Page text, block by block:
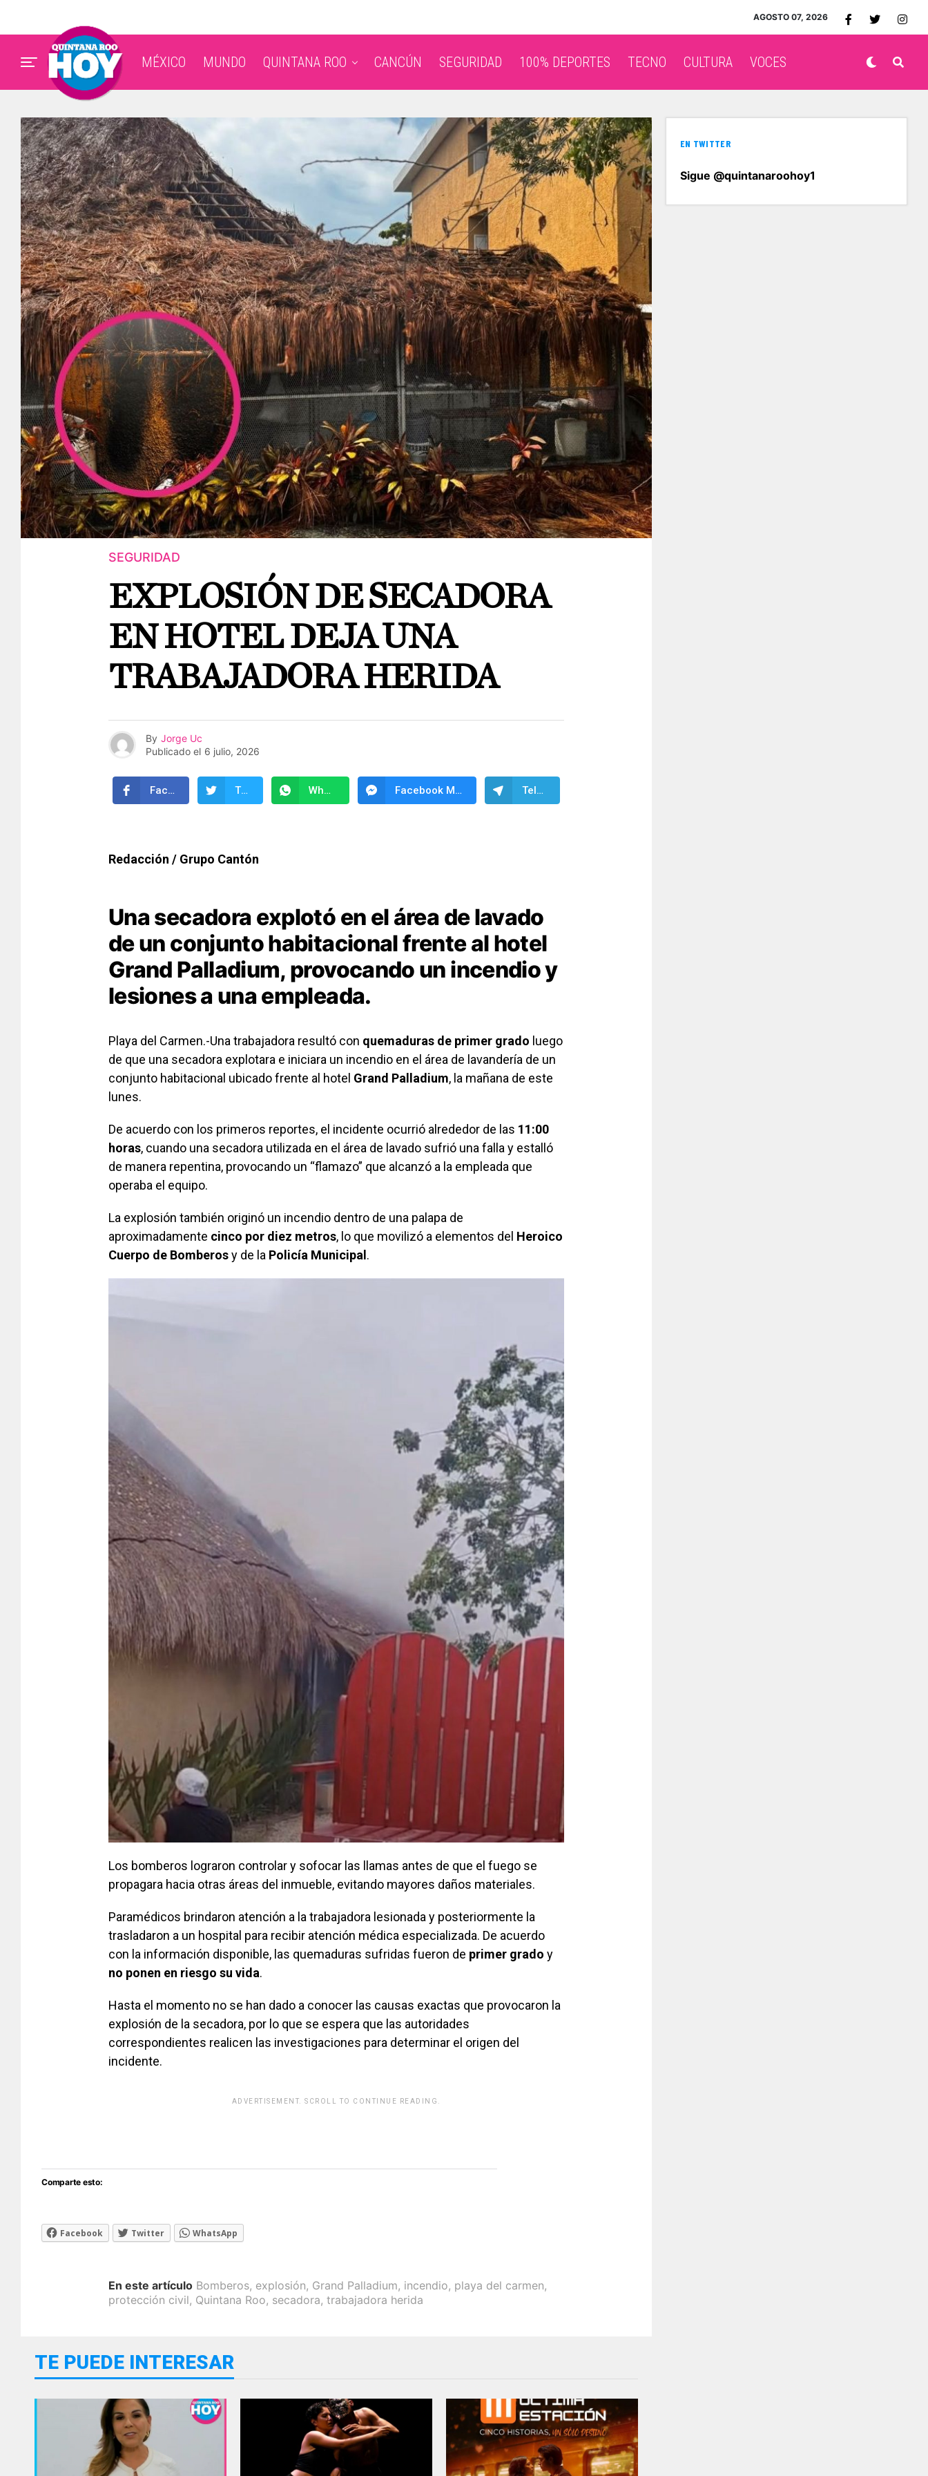
AGOSTO 07, 2026
MÉXICO MUNDO QUINTANA ROO CANCÚN SEGURIDAD 100% DEPORTES TECNO CULTURA VOCES
SEGURIDAD
EXPLOSIÓN DE SECADORA
EN HOTEL DEJA UNA
TRABAJADORA HERIDA
By Jorge Uc
Publicado el 6 julio, 2026
Facebook Twitter WhatsApp Facebook Messenger Telegram
Redacción / Grupo Cantón
Una secadora explotó en el área de lavado
de un conjunto habitacional frente al hotel
Grand Palladium, provocando un incendio y
lesiones a una empleada.
Playa del Carmen.-Una trabajadora resultó con quemaduras de primer grado luego
de que una secadora explotara e iniciara un incendio en el área de lavandería de un
conjunto habitacional ubicado frente al hotel Grand Palladium, la mañana de este
lunes.
De acuerdo con los primeros reportes, el incidente ocurrió alrededor de las 11:00
horas, cuando una secadora utilizada en el área de lavado sufrió una falla y estalló
de manera repentina, provocando un “flamazo” que alcanzó a la empleada que
operaba el equipo.
La explosión también originó un incendio dentro de una palapa de
aproximadamente cinco por diez metros, lo que movilizó a elementos del Heroico
Cuerpo de Bomberosy de la Policía Municipal .
Los bomberos lograron controlar y sofocar las llamas antes de que el fuego se
propagara hacia otras áreas del inmueble, evitando mayores daños materiales.
Paramédicos brindaron atención a la trabajadora lesionada y posteriormente la
trasladaron a un hospital para recibir atención médica especializada. De acuerdo
con la información disponible, las quemaduras sufridas fueron de primer grado y
no ponen en riesgo su vida.
Hasta el momento no se han dado a conocer las causas exactas que provocaron la
explosión de la secadora, por lo que se espera que las autoridades
correspondientes realicen las investigaciones para determinar el origen del
incidente.
ADVERTISEMENT. SCROLL TO CONTINUE READING.
Comparte esto:
Facebook Twitter WhatsApp
En este artículo Bomberos, explosión, Grand Palladium, incendio, playa del carmen,
protección civil, Quintana Roo, secadora, trabajadora herida
TE PUEDE INTERESAR
EN TWITTER
Sigue @quintanaroohoy1